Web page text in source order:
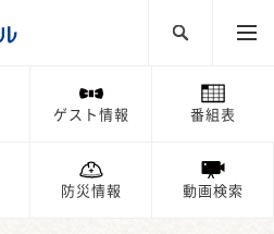
ゲスト情報 番組表
防災情報 動画検索